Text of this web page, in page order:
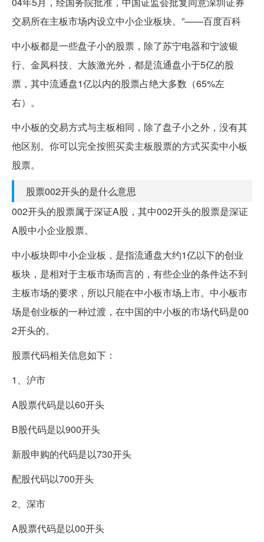
交易所在主板市场内设立中小企业板块。”——百度百科
中小板都是一些盘子小的股票，除了苏宁电器和宁波银
行、金凤科技、大族激光外，都是流通盘小于5亿的股
票，其中流通盘1亿以内的股票占绝大多数（65%左
右）。
中小板的交易方式与主板相同，除了盘子小之外，没有其
他区别。你可以完全按照买卖主板股票的方式买卖中小板
股票。
股票002开头的是什么意思
002开头的股票属于深证A股，其中002开头的股票是深证
A股中小企业股票。
中小板块即中小企业板，是指流通盘大约1亿以下的创业
板块，是相对于主板市场而言的，有些企业的条件达不到
主板市场的要求，所以只能在中小板市场上市。中小板市
场是创业板的一种过渡，在中国的中小板的市场代码是00
2开头的。
股票代码相关信息如下：
1、沪市
A股票代码是以60开头
B股代码是以900开头
新股申购的代码是以730开头
配股代码以700开头
2、深市
A股票代码是以00开头